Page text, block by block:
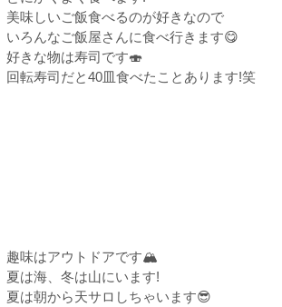
美味しいご飯食べるのが好きなので
いろんなご飯屋さんに食べ行きます😋
好きな物は寿司です🍣
回転寿司だと40皿食べたことあります!笑
趣味はアウトドアです🏔
夏は海、冬は山にいます!
夏は朝から天サロしちゃいます😎